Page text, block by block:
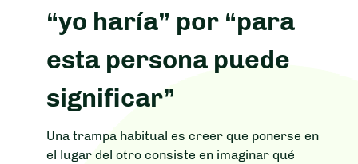
“yo haría” por “para
esta persona puede
significar”
Una trampa habitual es creer que ponerse en
el lugar del otro consiste en imaginar qué